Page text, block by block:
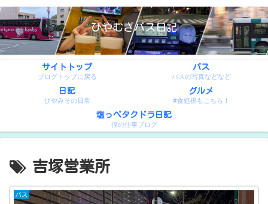
ひやむぎバス日記
サイトトップ
ブログトップに戻る
バス
バスの写真などなど
日記
ひやみその日常
グルメ
#食処禊もこちら！
塩っぺタクドラ日記
僕の仕事ブログ
吉塚営業所
バス